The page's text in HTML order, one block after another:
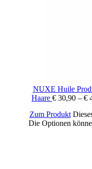
NUXE Huile
Haare € 30,90 – €
Zum Produkt
Die Optionen